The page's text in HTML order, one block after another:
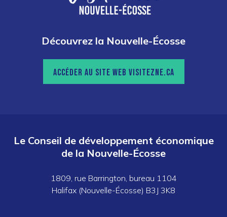
Découvrez la Nouvelle-Écosse
ACCÉDER AU SITE WEB VISITEZNE.CA
Le Conseil de développement économique
de la Nouvelle-Écosse
1809, rue Barrington, bureau 1104
Halifax (Nouvelle-Écosse) B3J 3K8